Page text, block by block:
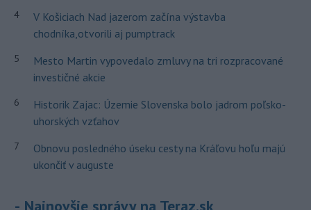
4
V Košiciach Nad jazerom začína výstavba
chodníka,otvorili aj pumptrack
5
Mesto Martin vypovedalo zmluvy na tri rozpracované
investičné akcie
6
Historik Zajac: Územie Slovenska bolo jadrom poľsko-
uhorských vzťahov
7
Obnovu posledného úseku cesty na Kráľovu hoľu majú
ukončiť v auguste
Najnovšie správy na Teraz.sk